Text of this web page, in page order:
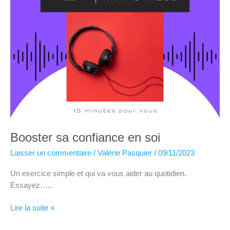
Booster sa confiance en soi
Laisser un commentaire / Valérie Pasquier / 09/11/2023
Un exercice simple et qui va vous aider au quotidien.
Essayez…..
Booster
Lire la suite »